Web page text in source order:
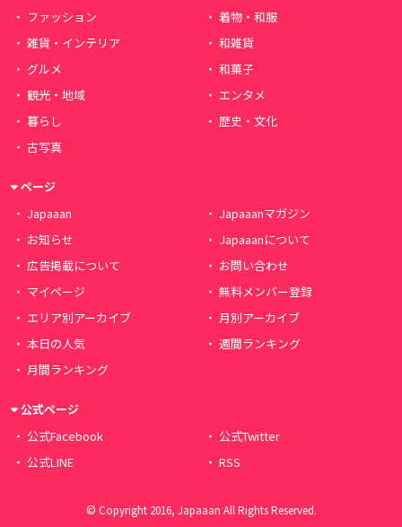
ファッション
着物・和服
雑貨・インテリア
和雑貨
グルメ
和菓子
観光・地域
エンタメ
暮らし
歴史・文化
古写真
ページ
Japaaan
Japaaanマガジン
お知らせ
Japaaanについて
広告掲載について
お問い合わせ
マイページ
無料メンバー登録
エリア別アーカイブ
月別アーカイブ
本日の人気
週間ランキング
月間ランキング
公式ページ
公式Facebook
公式Twitter
公式LINE
RSS
© Copyright 2016, Japaaan All Rights Reserved.